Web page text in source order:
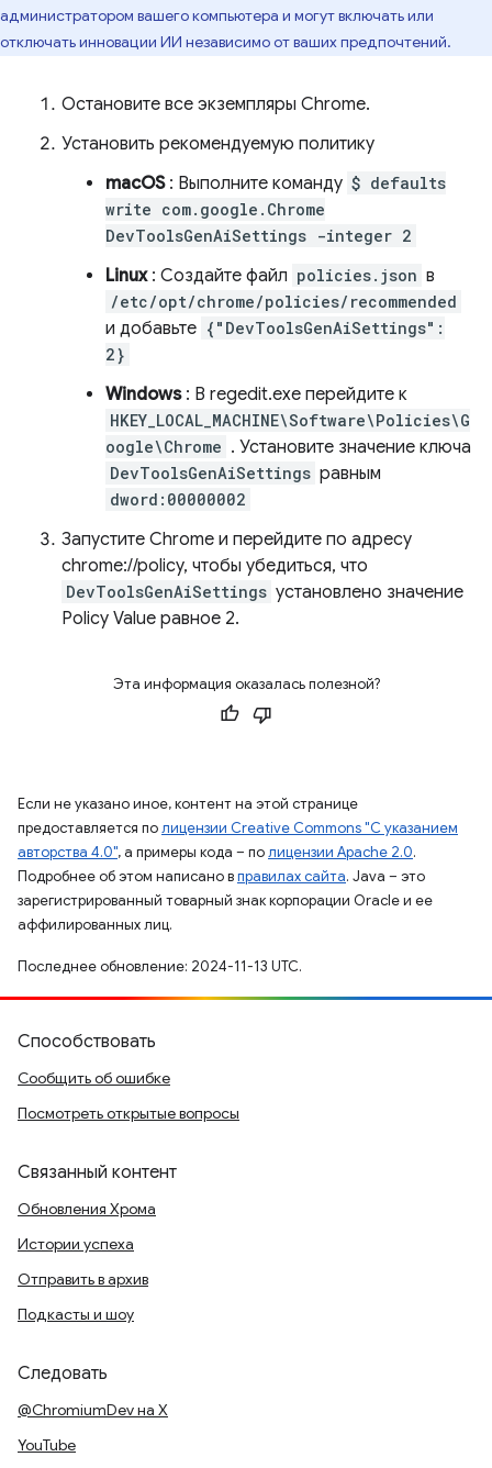
администратором вашего компьютера и могут включать или
отключать инновации ИИ независимо от ваших предпочтений.
Остановите все экземпляры Chrome.
Установить рекомендуемую политику
macOS: Выполните команду $ defaults
write com.google.Chrome
DevToolsGenAiSettings -integer 2
Linux: Создайте файл policies.json в
/etc/opt/chrome/policies/recommended
и добавьте {"DevToolsGenAiSettings":
2}
Windows: В regedit.exe перейдите к
HKEY_LOCAL_MACHINE\Software\Policies\G
oogle\Chrome . Установите значение ключа
DevToolsGenAiSettings равным
dword:00000002
Запустите Chrome и перейдите по адресу
chrome://policy, чтобы убедиться, что
DevToolsGenAiSettings установлено значение
Policy Value равное 2.
Эта информация оказалась полезной?
Если не указано иное, контент на этой странице
предоставляется полицензии Creative Commons "С указанием
авторства 4.0", а примеры кода – полицензии Apache 2.0.
Подробнее об этом написано вправилах сайта. Java – это
зарегистрированный товарный знак корпорации Oracle и ее
аффилированных лиц.
Последнее обновление: 2024-11-13 UTC.
Способствовать
Сообщить об ошибке
Посмотреть открытые вопросы
Связанный контент
Обновления Хрома
Истории успеха
Отправить в архив
Подкасты и шоу
Следовать
@ChromiumDev на X
YouTube